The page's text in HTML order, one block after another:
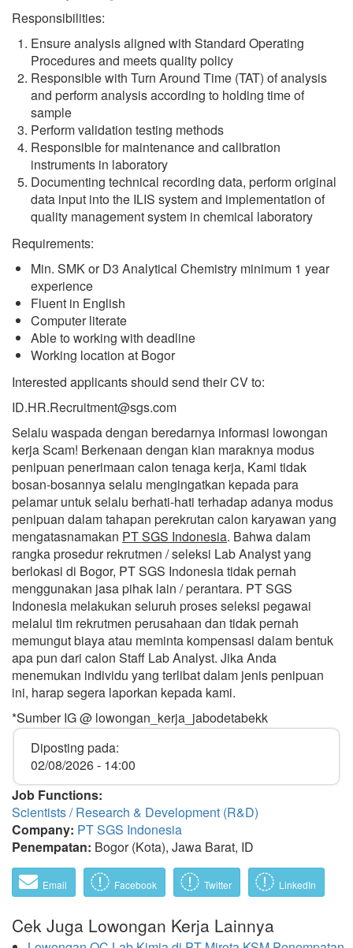
Responsibilities:
Ensure analysis aligned with Standard Operating
Procedures and meets quality policy
Responsible with Turn Around Time (TAT) of analysis
and perform analysis according to holding time of
sample
Perform validation testing methods
Responsible for maintenance and calibration
instruments in laboratory
Documenting technical recording data, perform original
data input into the ILIS system and implementation of
quality management system in chemical laboratory
Requirements:
Min. SMK or D3 Analytical Chemistry minimum 1 year
experience
Fluent in English
Computer literate
Able to working with deadline
Working location at Bogor
Interested applicants should send their CV to:
ID.HR.Recruitment@sgs.com
Selalu waspada dengan beredarnya informasi lowongan
kerja Scam! Berkenaan dengan kian maraknya modus
penipuan penerimaan calon tenaga kerja, Kami tidak
bosan-bosannya selalu mengingatkan kepada para
pelamar untuk selalu berhati-hati terhadap adanya modus
penipuan dalam tahapan perekrutan calon karyawan yang
mengatasnamakan PT SGS Indonesia. Bahwa dalam
rangka prosedur rekrutmen / seleksi Lab Analyst yang
berlokasi di Bogor, PT SGS Indonesia tidak pernah
menggunakan jasa pihak lain / perantara. PT SGS
Indonesia melakukan seluruh proses seleksi pegawai
melalui tim rekrutmen perusahaan dan tidak pernah
memungut biaya atau meminta kompensasi dalam bentuk
apa pun dari calon Staff Lab Analyst. Jika Anda
menemukan individu yang terlibat dalam jenis penipuan
ini, harap segera laporkan kepada kami.
*Sumber IG @ lowongan_kerja_jabodetabekk
Diposting pada:
02/08/2026 - 14:00
Job Functions:
Scientists / Research & Development (R&D)
Company: PT SGS Indonesia
Penempatan: Bogor (Kota), Jawa Barat, ID
Email Facebook Twitter LinkedIn
Cek Juga Lowongan Kerja Lainnya